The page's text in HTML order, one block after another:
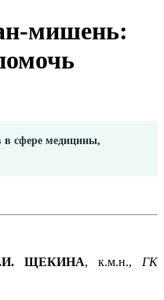
мишень:
в сфере медицины,
ЩЕКИНА, к.м.н., ГК